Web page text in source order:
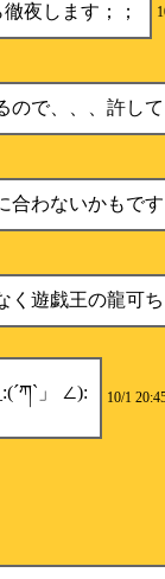
夜します；；
ので、、、許し
合わないかもで
く遊戯王の龍可
」 ∠): 10/1